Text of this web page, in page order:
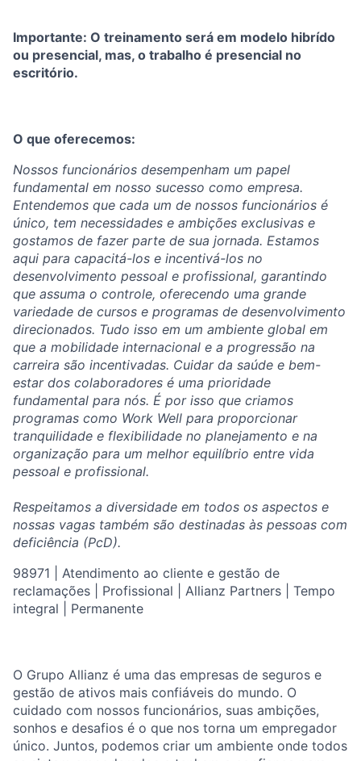
Importante: O treinamento será em modelo hibrído
ou presencial, mas, o trabalho é presencial no
escritório.
O que oferecemos:
Nossos funcionários desempenham um papel
fundamental em nosso sucesso como empresa.
Entendemos que cada um de nossos funcionários é
único, tem necessidades e ambições exclusivas e
gostamos de fazer parte de sua jornada. Estamos
aqui para capacitá-los e incentivá-los no
desenvolvimento pessoal e profissional, garantindo
que assuma o controle, oferecendo uma grande
variedade de cursos e programas de desenvolvimento
direcionados. Tudo isso em um ambiente global em
que a mobilidade internacional e a progressão na
carreira são incentivadas. Cuidar da saúde e bem-
estar dos colaboradores é uma prioridade
fundamental para nós. É por isso que criamos
programas como Work Well para proporcionar
tranquilidade e flexibilidade no planejamento e na
organização para um melhor equilíbrio entre vida
pessoal e profissional.
Respeitamos a diversidade em todos os aspectos e
nossas vagas também são destinadas às pessoas com
deficiência (PcD).
98971 | Atendimento ao cliente e gestão de
reclamações | Profissional | Allianz Partners | Tempo
integral | Permanente
O Grupo Allianz é uma das empresas de seguros e
gestão de ativos mais confiáveis do mundo. O
cuidado com nossos funcionários, suas ambições,
sonhos e desafios é o que nos torna um empregador
único. Juntos, podemos criar um ambiente onde todos